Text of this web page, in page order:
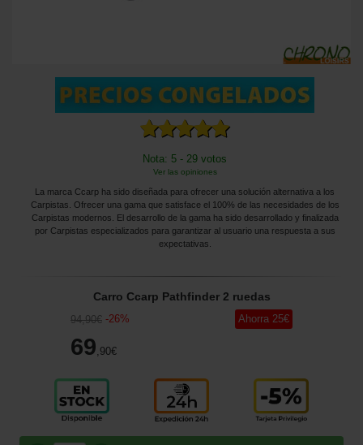
Nota: 5 - 29 votos
Ver las opiniones
La marca Ccarp ha sido diseñada para ofrecer una solución alternativa a los
Carpistas. Ofrecer una gama que satisface el 100% de las necesidades de los
Carpistas modernos. El desarrollo de la gama ha sido desarrollado y finalizada
por Carpistas especializados para garantizar al usuario una respuesta a sus
expectativas.
Carro Ccarp Pathfinder 2 ruedas
94,90€ -26%
69 ,90€
Ahorra 25€